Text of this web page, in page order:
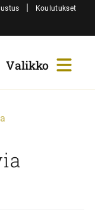
| Koulutukset